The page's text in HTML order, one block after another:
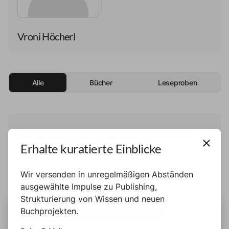
Vroni Höcherl
Alle Bücher Leseproben
Leseprobe veröffentlicht.
DIESE SEITE BENUTZT COOKIES
Erhalte kuratierte Einblicke
Wir versenden in unregelmäßigen Abständen
ausgewählte Impulse zu Publishing,
Strukturierung von Wissen und neuen
Buchprojekten.